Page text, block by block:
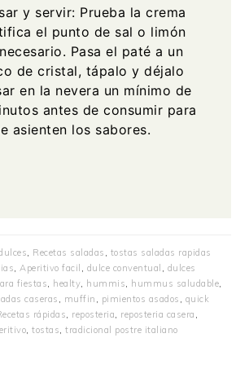
y servir: Prueba la crema
el punto de sal o limón
Pasa el paté a un
de cristal, tápalo y déjalo
en la nevera un mínimo de
antes de consumir para
asienten los sabores.
, Recetas saladas , tostas saladas rapidas
,Aperitivo facil , dulce conventual , dulces
fiestas, healty, hummis, hummus saludable,
caseras , muffin , pimientos asados , quick
rápidas, reposteria, reposteria casera ,
,tostas,tradicional postre italiano